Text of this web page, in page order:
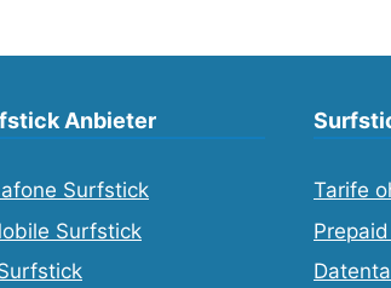
Anbieter
Surfstick
Surfstick
Tarife